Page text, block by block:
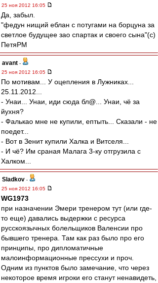
25 ноя 2012 16:05
Да, забыл.
"федун нищий еблан с потугами на борцуна за
светлое будущее зао спартак и своего сына"(с)
ПетяРМ
avant -
25 ноя 2012 16:05
По мотивам... У оцепления в Лужниках...
25.11.2012...
- Унаи... Унаи, иди сюда бл@... Унаи, чё за
йухня?
- Фалькао мне не купили, ептыть... Сказали - не
поедет...
- Вот в Зенит купили Халка и Витселя...
- И чё? Им сраная Малага 3-ку отгрузила с
Халком...
Sladkov -
25 ноя 2012 16:05
WG1973
при назначении Эмери тренером тут (или где-
то еще) давались выдержки с ресурса
русскоязычных болельщиков Валенсии про
бывшего тренера. Там как раз было про его
принципы, про дипломатичные
малоинформационные прессухи и проч.
Одним из пунктов было замечание, что через
некоторое время игроки его станут ненавидеть,